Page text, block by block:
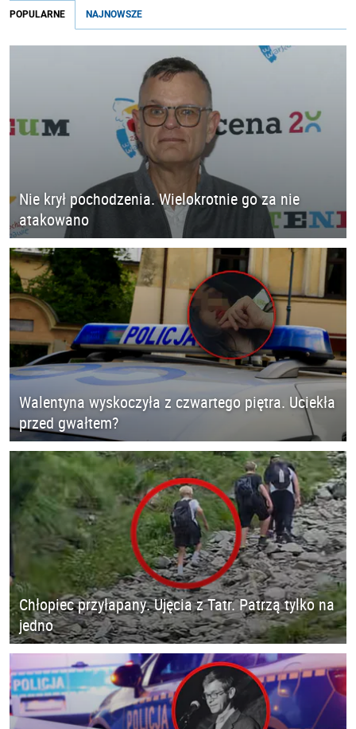
POPULARNE NAJNOWSZE
Nie krył pochodzenia. Wielokrotnie go za nie
atakowano
Walentyna wyskoczyła z czwartego piętra. Uciekła
przed gwałtem?
Chłopiec przyłapany. Ujęcia z Tatr. Patrzą tylko na
jedno